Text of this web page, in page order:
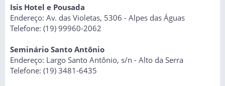
Isis Hotel e Pousada
Endereço: Av. das Violetas, 5306 - Alpes das Águas
Telefone: (19) 99960-2062
Seminário Santo Antônio
Endereço: Largo Santo Antônio, s/n - Alto da Serra
Telefone: (19) 3481-6435